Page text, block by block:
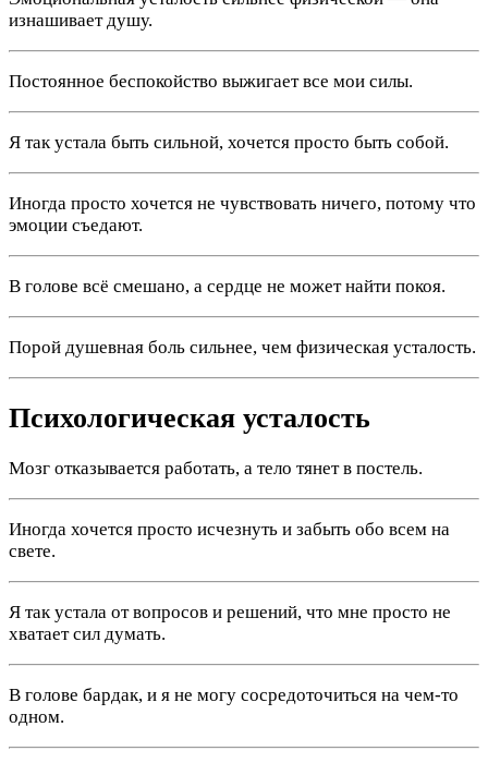
изнашивает душу.
Постоянное беспокойство выжигает все мои силы.
Я так устала быть сильной, хочется просто быть собой.
Иногда просто хочется не чувствовать ничего, потому что
эмоции съедают.
В голове всё смешано, а сердце не может найти покоя.
Порой душевная боль сильнее, чем физическая усталость.
Психологическая усталость
Мозг отказывается работать, а тело тянет в постель.
Иногда хочется просто исчезнуть и забыть обо всем на
свете.
Я так устала от вопросов и решений, что мне просто не
хватает сил думать.
В голове бардак, и я не могу сосредоточиться на чем-то
одном.